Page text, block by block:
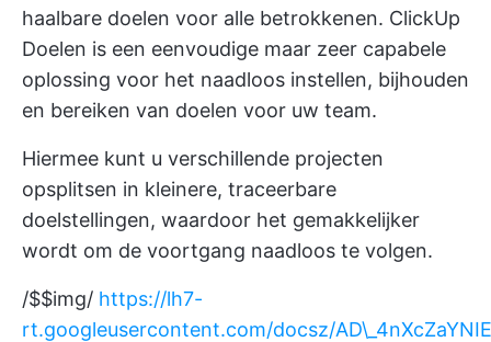
haalbare doelen voor alle betrokkenen. ClickUp
Doelen is een eenvoudige maar zeer capabele
oplossing voor het naadloos instellen, bijhouden
en bereiken van doelen voor uw team.
Hiermee kunt u verschillende projecten
opsplitsen in kleinere, traceerbare
doelstellingen, waardoor het gemakkelijker
wordt om de voortgang naadloos te volgen.
/$$img/ https://lh7-
rt.googleusercontent.com/docsz/